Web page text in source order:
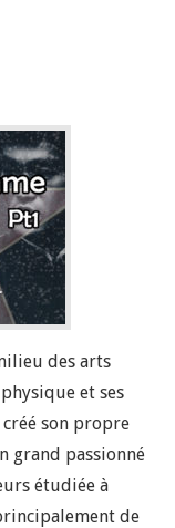
des arts
et ses
son propre
grand passionné
étudiée à
de